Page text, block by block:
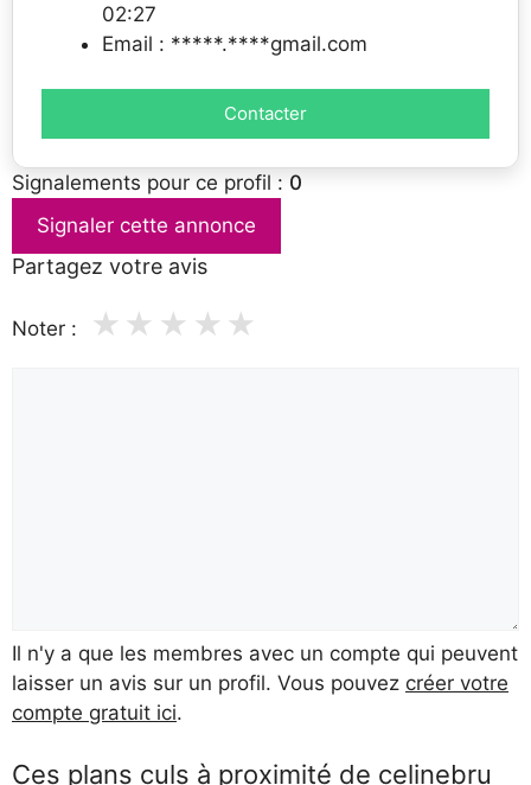
02:27
Email : *****.****gmail.com
Contacter
Signalements pour ce profil : 0
Signaler cette annonce
Partagez votre avis
Noter : ★
★
★
★
★
Il n'y a que les membres avec un compte qui peuvent
laisser un avis sur un profil. Vous pouvez créer votre
compte gratuit ici.
Ces plans culs à proximité de celinebru